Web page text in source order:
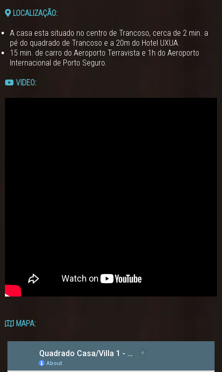
LOCALIZAÇÃO:
A casa esta situado no centro de Trancoso, cerca de 2 min. a
pé do quadrado de Trancoso e a 20m do Hotel UXUA.
15 min. de carro do Aeroporto Terravista e 1h do Aeroporto
Internacional de Porto Seguro.
VIDEO:
MAPA: